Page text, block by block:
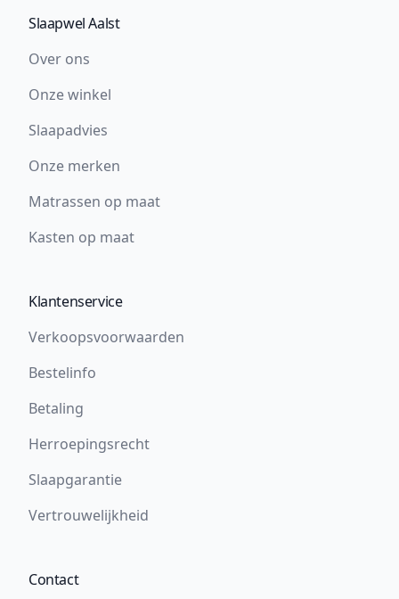
Slaapwel Aalst
Over ons
Onze winkel
Slaapadvies
Onze merken
Matrassen op maat
Kasten op maat
Klantenservice
Verkoopsvoorwaarden
Bestelinfo
Betaling
Herroepingsrecht
Slaapgarantie
Vertrouwelijkheid
Contact